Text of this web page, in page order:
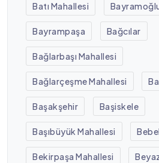
Batı Mahallesi
Bayrampaşa Bağcılar
Bağlarbaşı Mahallesi
Bağlarçeşme Mahallesi
Başakşehir Başiskele
Başıbüyük Mahallesi
Bekirpaşa Mahallesi